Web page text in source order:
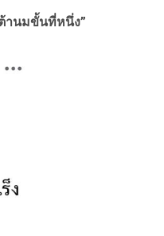
านมขั้นที่หนึ่ง”